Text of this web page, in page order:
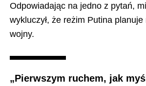
Odpowiadając na jedno z pytań,
wykluczył, że reżim Putina
wojny.
„Pierwszym ruchem, jak